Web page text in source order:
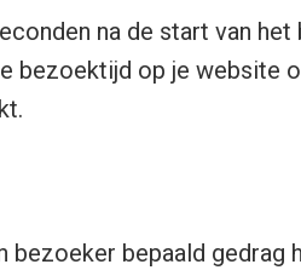
na de start van het
bezoektijd op je website
bezoeker bepaald gedrag